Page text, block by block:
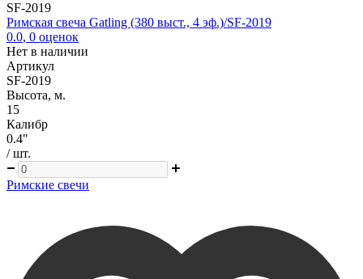
SF-2019
Римская свеча Gatling (380 выст., 4 эф.)/SF-2019
0.0, 0 оценок
Нет в наличии
Артикул
SF-2019
Высота, м.
15
Калибр
0.4"
/ шт.
Римские свечи